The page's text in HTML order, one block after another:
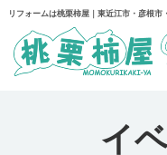
リフォームは桃栗柿屋｜東近江市・彦根
イ